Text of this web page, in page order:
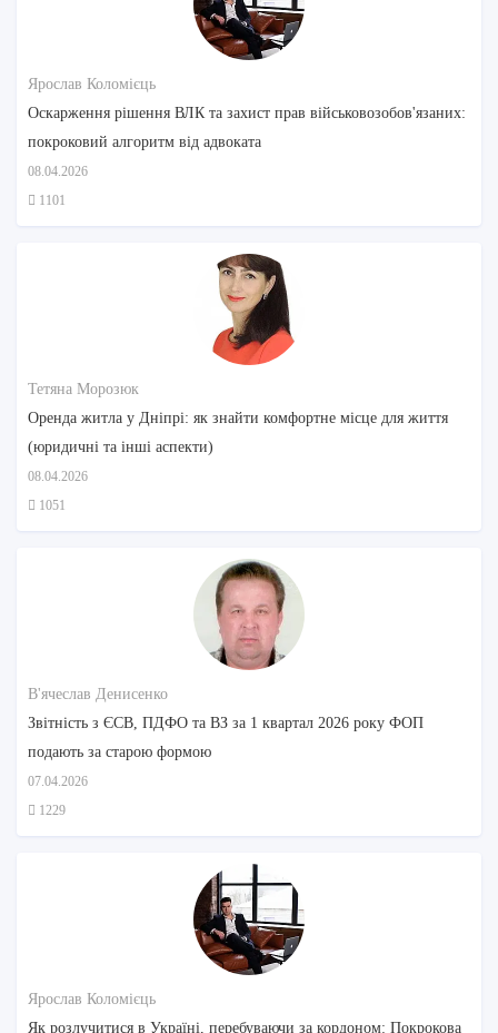
Ярослав Коломієць
Оскарження рішення ВЛК та захист прав військовозобов'язаних:
покроковий алгоритм від адвоката
08.04.2026
1101
Тетяна Морозюк
Оренда житла у Дніпрі: як знайти комфортне місце для життя
(юридичні та інші аспекти)
08.04.2026
1051
В'ячеслав Денисенко
Звітність з ЄСВ, ПДФО та ВЗ за 1 квартал 2026 року ФОП
подають за старою формою
07.04.2026
1229
Ярослав Коломієць
Як розлучитися в Україні, перебуваючи за кордоном: Покрокова